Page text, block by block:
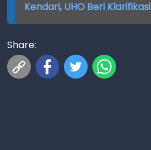
Kendari, UHO Beri Klarifikasi
Share: